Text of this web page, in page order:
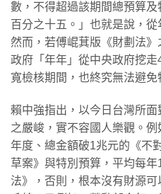
數，不得超過該期間總預算
百分之十五。」也就是說，
然而，若傅崐萁版《財劃法
政府「年年」從中央政府挖
寬檢核期間，也終究無法避
賴中強指出，以今日台灣所
之嚴峻，實不容國人樂觀。
年度、總金額破1兆元的《不
草案》與特別預算，平均每
法》，否則，根本沒有財源